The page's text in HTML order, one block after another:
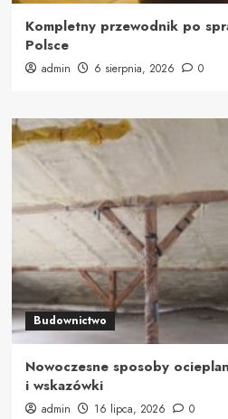
Kompletny przewodnik po
Polsce
admin 6 sierpnia, 2026 0
Budownictwo
Nowoczesne sposoby
i wskazówki
admin 16 lipca, 2026 0